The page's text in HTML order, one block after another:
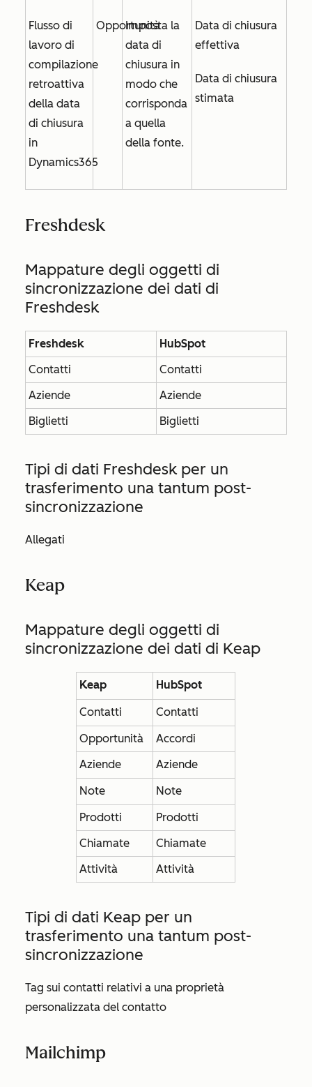
Flusso di
lavoro di
compilazione
retroattiva
della data
di chiusura
in
Dynamics365
Opportunità
Imposta la
data di
chiusura in
modo che
corrisponda
a quella
della fonte.
Data di chiusura
effettiva
Data di chiusura
stimata
Freshdesk
Mappature degli oggetti di
sincronizzazione dei dati di
Freshdesk
Freshdesk
HubSpot
Contatti
Contatti
Aziende
Aziende
Biglietti
Biglietti
Tipi di dati Freshdesk per un
trasferimento una tantum post-
sincronizzazione
Allegati
Keap
Mappature degli oggetti di
sincronizzazione dei dati di Keap
Keap HubSpot
Contatti
Contatti
Opportunità
Accordi
Aziende
Aziende
Note
Note
Prodotti
Prodotti
Chiamate
Chiamate
Attività
Attività
Tipi di dati Keap per un
trasferimento una tantum post-
sincronizzazione
Tag sui contatti relativi a una proprietà
personalizzata del contatto
Mailchimp